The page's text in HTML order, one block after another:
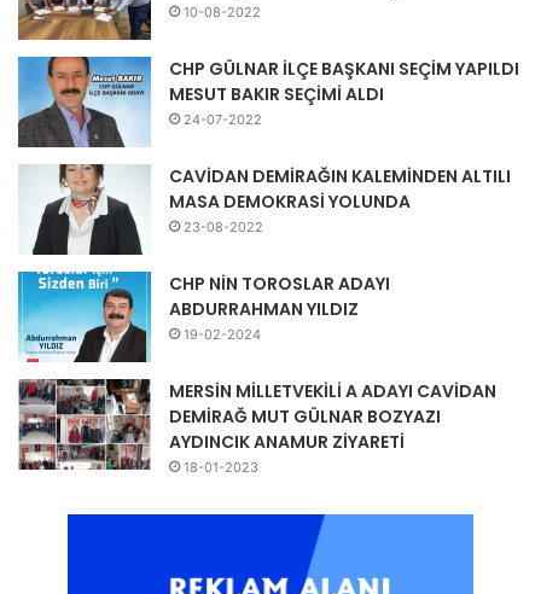
10-08-2022
CHP GÜLNAR İLÇE BAŞKANI SEÇİM YAPILDI
MESUT BAKIR SEÇİMİ ALDI
24-07-2022
CAVİDAN DEMİRAĞIN KALEMİNDEN ALTILI
MASA DEMOKRASİ YOLUNDA
23-08-2022
CHP NİN TOROSLAR ADAYI
ABDURRAHMAN YILDIZ
19-02-2024
MERSİN MİLLETVEKİLİ A ADAYI CAVİDAN
DEMİRAĞ MUT GÜLNAR BOZYAZI
AYDINCIK ANAMUR ZİYARETİ
18-01-2023